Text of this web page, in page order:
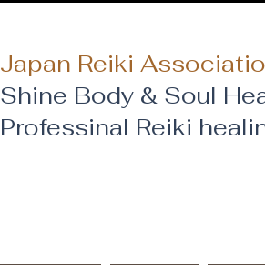
Japan Reiki
Shine Body & Soul
​Professinal Reiki